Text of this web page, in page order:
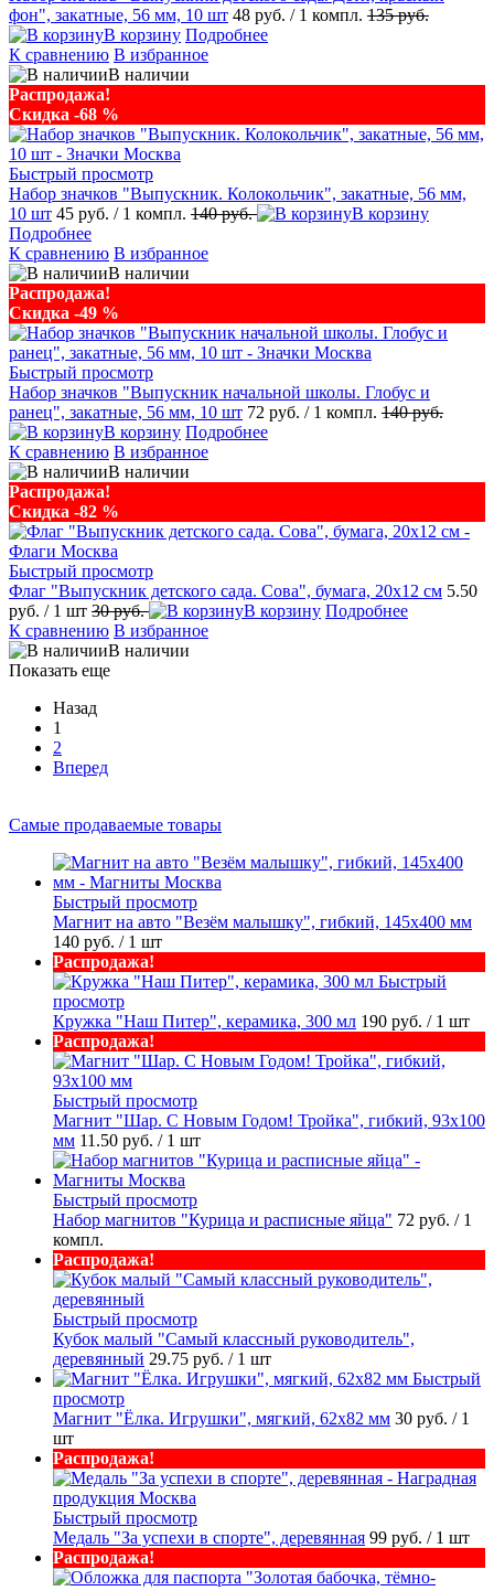
фон", закатные, 56 мм, 10 шт 48 руб. / 1 компл. 135 руб.
В корзину Подробнее
К сравнению В избранное
В наличии
Распродажа!
Скидка -68 %
Быстрый просмотр
Набор значков "Выпускник. Колокольчик", закатные, 56 мм,
10 шт 45 руб. / 1 компл. 140 руб.
В корзину
Подробнее
К сравнению В избранное
В наличии
Распродажа!
Скидка -49 %
Быстрый просмотр
Набор значков "Выпускник начальной школы. Глобус и
ранец", закатные, 56 мм, 10 шт 72 руб. / 1 компл. 140 руб.
В корзину Подробнее
К сравнению В избранное
В наличии
Распродажа!
Скидка -82 %
Быстрый просмотр
Флаг "Выпускник детского сада. Сова", бумага, 20х12 см 5.50
руб. / 1 шт 30 руб. В корзину Подробнее
К сравнению В избранное
В наличии
Показать еще
Назад
1
2
Вперед
Самые продаваемые товары
Быстрый просмотр
Магнит на авто "Везём малышку", гибкий, 145х400 мм
140 руб. / 1 шт
Распродажа!
Быстрый
просмотр
Кружка "Наш Питер", керамика, 300 мл 190 руб. / 1 шт
Распродажа!
Быстрый просмотр
Магнит "Шар. С Новым Годом! Тройка", гибкий, 93х100
мм 11.50 руб. / 1 шт
Быстрый просмотр
Набор магнитов "Курица и расписные яйца" 72 руб. / 1
компл.
Распродажа!
Быстрый просмотр
Кубок малый "Самый классный руководитель",
деревянный 29.75 руб. / 1 шт
Быстрый
просмотр
Магнит "Ёлка. Игрушки", мягкий, 62х82 мм 30 руб. / 1
шт
Распродажа!
Быстрый просмотр
Медаль "За успехи в спорте", деревянная 99 руб. / 1 шт
Распродажа!